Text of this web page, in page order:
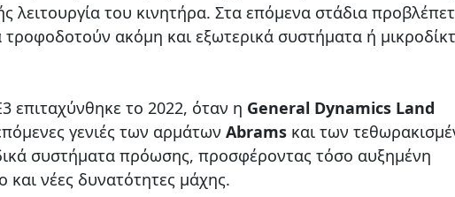
λειτουργία του κινητήρα. Στα επόμενα στάδια
ακόμη και εξωτερικά συστήματα ή
επιταχύνθηκε το 2022, όταν η General Dynamics Land
γενιές των αρμάτων Abrams και των
συστήματα πρόωσης, προσφέροντας τόσο αυξημένη
και νέες δυνατότητες μάχης.